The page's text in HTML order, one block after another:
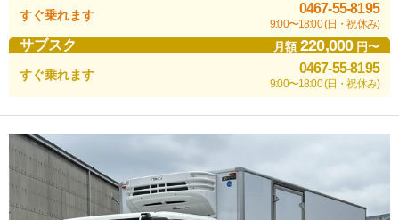
すぐ乗れます 0467-55-8195
9:00〜18:00 (日・祝休み)
サブスク 月額220,000円〜
すぐ乗れます 0467-55-8195
9:00〜18:00 (日・祝休み)